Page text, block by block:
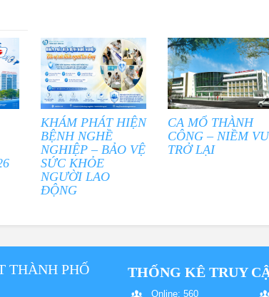
KHÁM PHÁT HIỆN
BỆNH NGHỀ
NGHIỆP – BẢO VỆ
SỨC KHỎE
NGƯỜI LAO
ĐỘNG
CA MỔ THÀNH
CÔNG – NIỀM
TRỞ LẠI
THÀNH PHỐ
THỐNG KÊ TRUY
Online: 560